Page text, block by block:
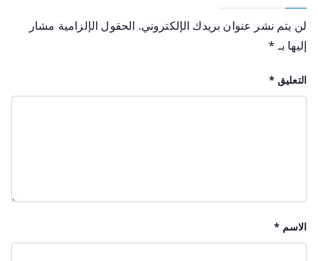
لن يتم نشر عنوان بريدك الإلكتروني. الحقول الإلزامية مشار
إليها بـ *
التعليق *
الاسم *